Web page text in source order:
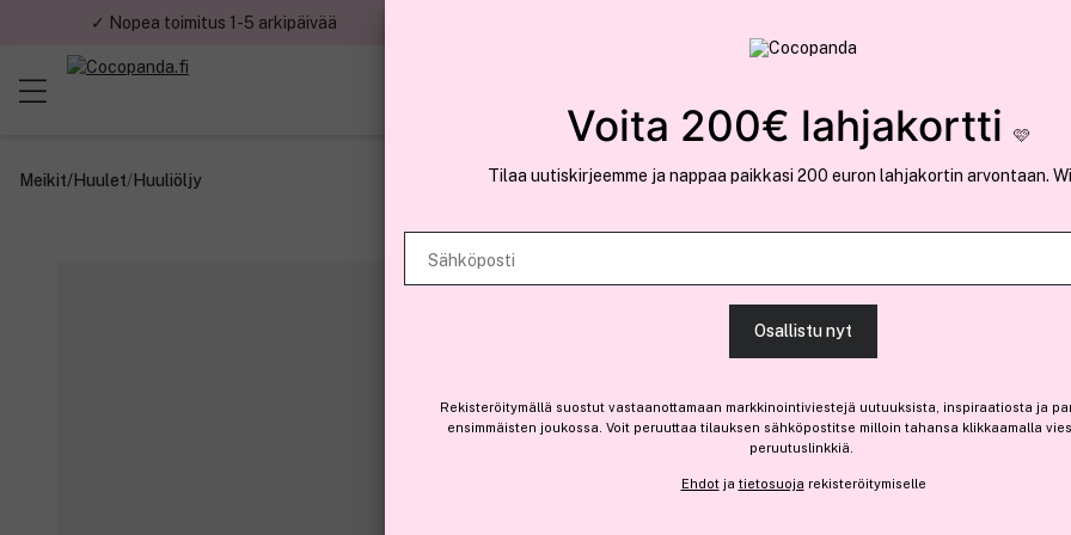
✓ Nopea toimitus 1-5 arkipäivää
Meikit/Huulet/Huuliöljy
Physicians
Mineral Wear Diamond
11,15 €
Ennen: 13,95 €
Voita 200€ lahjakortti 🩷
Tilaa uutiskirjeemme ja nappaa paikkasi 200 euron lahjakortin arvontaan.
Sähköposti
Osallistu nyt
Rekisteröitymällä suostut vastaanottamaan markkinointiviestejä uutuuksista, inspiraatiosta ja
ensimmäisten joukossa. Voit peruuttaa tilauksen sähköpostitse milloin tahansa klikkaamalla
peruutuslinkkiä.
Ehdotja tietosuoja rekisteröitymiselle